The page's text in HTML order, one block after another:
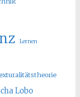
Lernen
Lobo